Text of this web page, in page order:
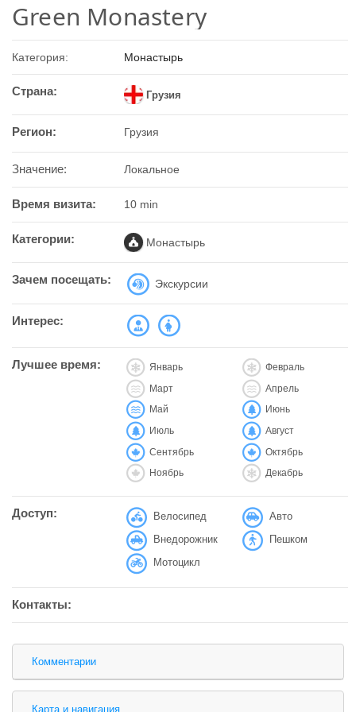
Green Monastery
Категория: Монастырь
Страна: Грузия
Регион: Грузия
Значение: Локальное
Время визита: 10 min
Категории: Монастырь
Зачем посещать: Экскурсии
Интерес:
Лучшее время: Январь Февраль
Март Апрель
Май Июнь
Июль Август
Сентябрь Октябрь
Ноябрь Декабрь
Доступ: Велосипед
Авто
Внедорожник
Пешком
Мотоцикл
Контакты:
Комментарии
Карта и навигация